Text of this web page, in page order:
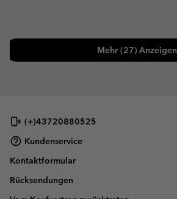
Mehr (27) Anzeigen
(+)43720880525
Kundenservice
Kontaktformular
Rücksendungen